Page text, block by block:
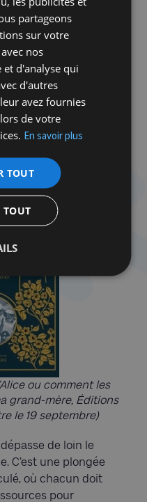
du livre
de préparer les plats
éditions du livre
une partie des
bien qu’elle ait
découvert son livre
dans une librairie
ou comment les
grand-mère, Éditions
le 19 septembre)
de loin le
C’est une plongée
où chacun doit
pour
partageons
sur votre
nos
d'analyse qui
d'autres
avez fournies
de votre
En savoir plus
TOUT
TOUT